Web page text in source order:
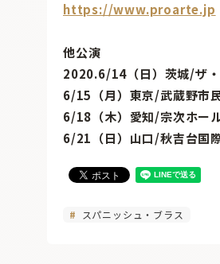
https://www.proarte.jp
他公演
2020.6/14（日）茨城/ザ
6/15（月）東京/武蔵野市
6/18（木）愛知/宗次ホー
6/21（日）山口/秋吉台国
スパニッシュ・ブラス